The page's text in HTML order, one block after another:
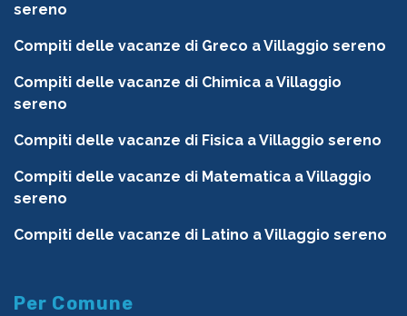
sereno
Compiti delle vacanze di Greco a Villaggio sereno
Compiti delle vacanze di Chimica a Villaggio
sereno
Compiti delle vacanze di Fisica a Villaggio sereno
Compiti delle vacanze di Matematica a Villaggio
sereno
Compiti delle vacanze di Latino a Villaggio sereno
Per Comune